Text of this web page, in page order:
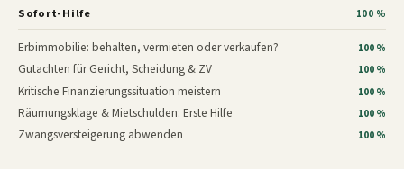
Sofort-Hilfe 100 %
Erbimmobilie: behalten, vermieten oder verkaufen? 100 %
Gutachten für Gericht, Scheidung & ZV 100 %
Kritische Finanzierungssituation meistern 100 %
Räumungsklage & Mietschulden: Erste Hilfe 100 %
Zwangsversteigerung abwenden 100 %